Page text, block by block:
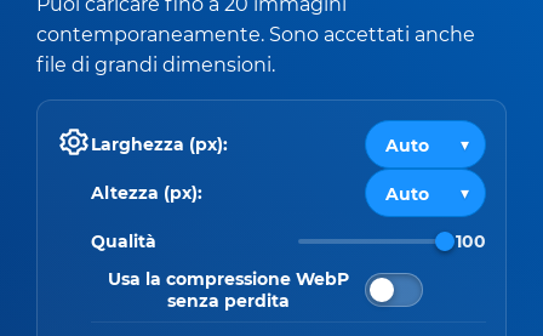
contemporaneamente. Sono accettati anche
file di grandi dimensioni.
Larghezza (px):
Altezza (px):
Qualità
100
Usa la compressione WebP
senza perdita